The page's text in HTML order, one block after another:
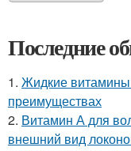
Последние
1. Жидкие витамины
преимуществах
2. Витамин А для
внешний вид